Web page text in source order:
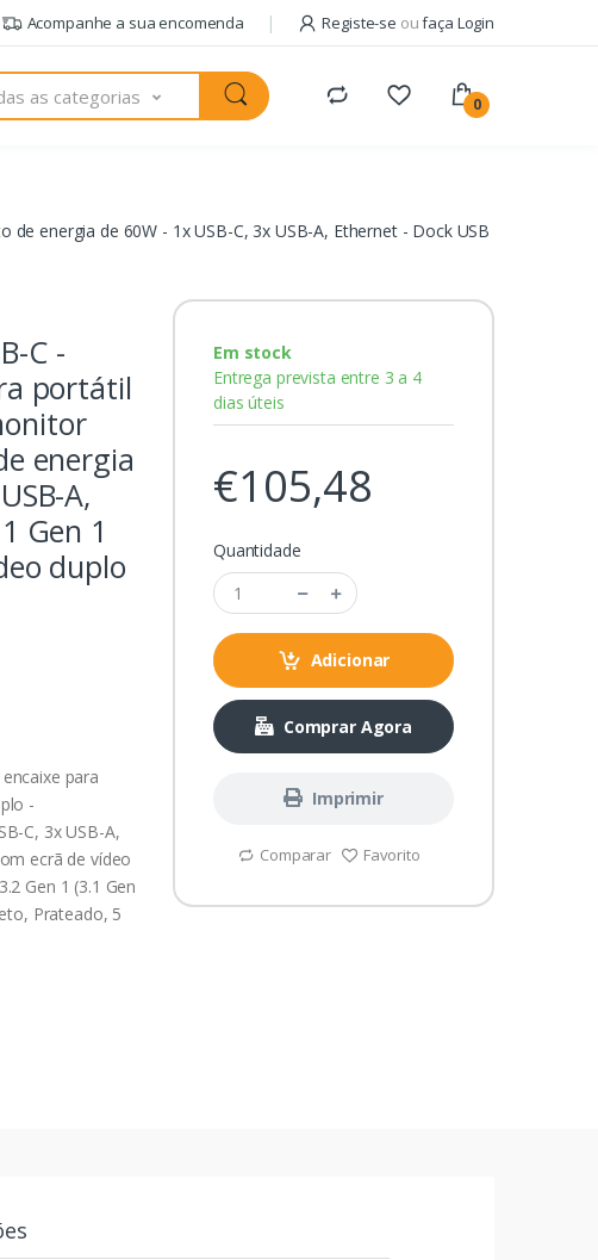
Acompanhe a sua encomenda Registe-se oufaça Login
as categorias 0
energia de 60W - 1x USB-C, 3x USB-A, Ethernet - Dock USB
C -
portátil
energia
A,
Gen 1
duplo
para
-
C, 3x USB-A,
ecrã de vídeo
Gen 1 (3.1 Gen
Prateado, 5
Em stock
Entrega prevista entre 3 a 4
dias úteis
€105,48
Quantidade
Adicionar
Comprar Agora
Imprimir
Comparar Favorito